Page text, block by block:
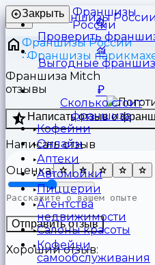
Франшизы
России
Закрыть
Проверить
Выгодные
Сколько стоит
франшиза
Кофейни
Онлайн
Аптеки
Автомойки
Пиццерии
Агентства
недвижимости
Салоны красоты
Кофейни
самообслуживания
Франшизы России
Франшизы
Франшиза Mitch
отзывы
Написать отзыв о
Написать отзыв
Оценка:
Отправить отзыв
Хороший отзыв: